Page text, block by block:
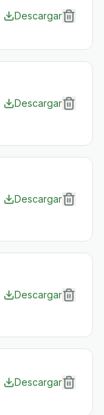
Descargar
Descargar
Descargar
Descargar
Descargar